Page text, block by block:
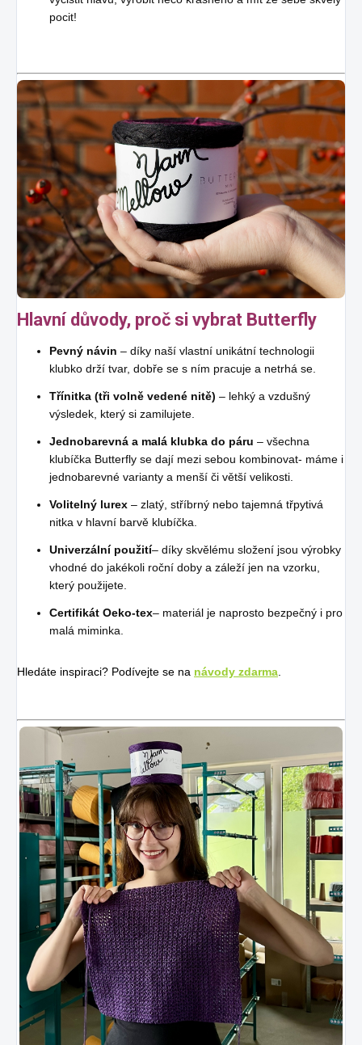
pocit!
Hlavní důvody, proč si vybrat Butterfly
Pevný návin – díky naší vlastní unikátní technologii
klubko drží tvar, dobře se s ním pracuje a netrhá se.
Třínitka (tři volně vedené nitě) – lehký a vzdušný
výsledek, který si zamilujete.
Jednobarevná a malá klubka do páru – všechna
klubíčka Butterfly se dají mezi sebou kombinovat- máme i
jednobarevné varianty a menší či větší velikosti.
Volitelný lurex – zlatý, stříbrný nebo tajemná třpytivá
nitka v hlavní barvě klubíčka.
Univerzální použití– díky skvělému složení jsou výrobky
vhodné do jakékoli roční doby a záleží jen na vzorku,
který použijete.
Certifikát Oeko-tex– materiál je naprosto bezpečný i pro
malá miminka.
Hledáte inspiraci? Podívejte se na návody zdarma.